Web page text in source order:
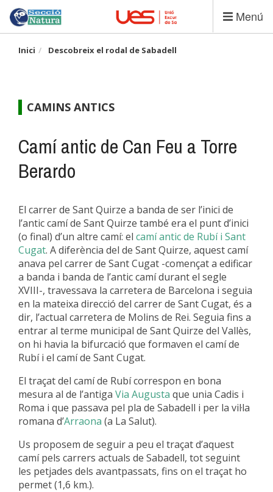
Vés
contingut
Menú
Inici Descobreix el rodal de Sabadell
CAMINS ANTICS
Camí antic de Can Feu a Torre
Berardo
El carrer de Sant Quirze a banda de ser l’inici de
l’antic camí de Sant Quirze també era el punt d’inici
(o final) d’un altre camí: el camí antic de Rubí i Sant
Cugat. A diferència del de Sant Quirze, aquest camí
anava pel carrer de Sant Cugat -començat a edificar
a banda i banda de l’antic camí durant el segle
XVIII-, travessava la carretera de Barcelona i seguia
en la mateixa direcció del carrer de Sant Cugat, és a
dir, l’actual carretera de Molins de Rei. Seguia fins a
entrar al terme municipal de Sant Quirze del Vallès,
on hi havia la bifurcació que formaven el camí de
Rubí i el camí de Sant Cugat.
El traçat del camí de Rubí correspon en bona
mesura al de l’antiga Via Augusta que unia Cadis i
Roma i que passava pel pla de Sabadell i per la vil·la
romana d’Arraona (a La Salut).
Us proposem de seguir a peu el traçat d’aquest
camí pels carrers actuals de Sabadell, tot seguint
les petjades dels avantpassats, fins on el traçat ho
permet (1,6 km.).